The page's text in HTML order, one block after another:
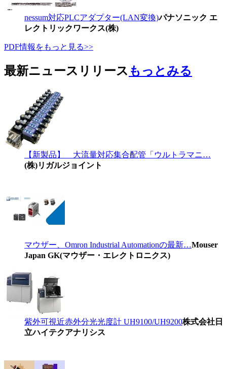
nessum対応PLCアダプター(LAN変換)パナソニック エ
レクトリックワークス(株)
PDF情報をもっと見る>>
最新ニュースリリース もっとみる
【新製品】 大流量対応集合配管「ウルトラマニ…
(株)リガルジョイント
マウザー、Omron Industrial Automationの最新…Mouser
Japan GK(マウザー・エレクトロニクス)
紫外可視近赤外分光光度計 UH9100/UH9200株式会社日
立ハイテクアナリシス